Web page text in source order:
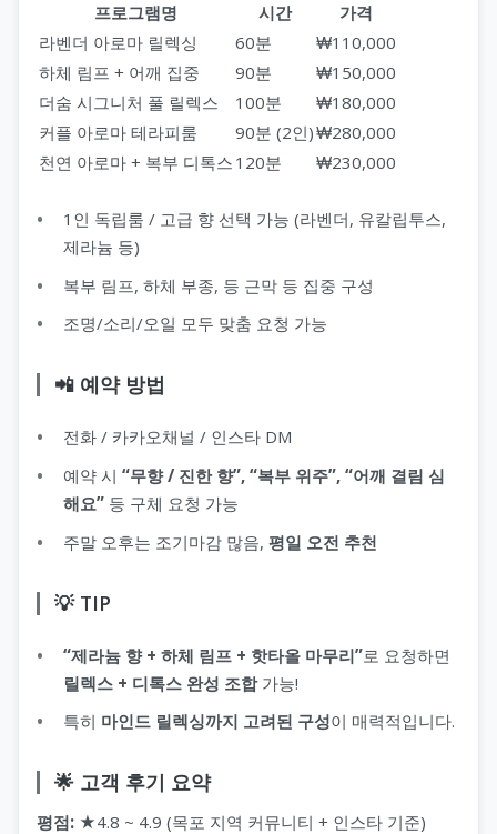
프로그램명 시간
가격
라벤더 아로마 릴렉싱
60분
₩110,000
하체 림프 + 어깨 집중
90분
₩150,000
더숨 시그니처 풀 릴렉스
100분
₩180,000
커플 아로마 테라피룸
90분 (2인)₩280,000
천연 아로마 + 복부 디톡스 120분 ₩230,000
1인 독립룸 / 고급 향 선택 가능 (라벤더, 유칼립투스,
제라늄 등)
복부 림프, 하체 부종, 등 근막 등 집중 구성
조명/소리/오일 모두 맞춤 요청 가능
📲 예약 방법
전화 / 카카오채널 / 인스타 DM
예약 시 “무향 / 진한 향”, “복부 위주”, “어깨 결림 심
해요” 등 구체 요청 가능
주말 오후는 조기마감 많음, 평일 오전 추천
💡 TIP
“제라늄 향 + 하체 림프 + 핫타올 마무리”로 요청하면
릴렉스 + 디톡스 완성 조합가능!
특히 마인드 릴렉싱까지 고려된 구성이 매력적입니다.
🌟 고객 후기 요약
평점: ★4.8 ~ 4.9 (목포 지역 커뮤니티 + 인스타 기준)